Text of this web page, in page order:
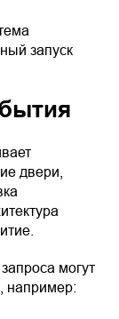
запуск
двери,
могут
например: